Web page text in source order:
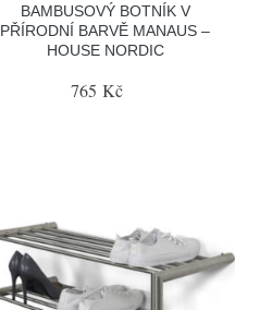
BAMBUSOVÝ BOTNÍK V
PŘÍRODNÍ BARVĚ MANAUS –
HOUSE NORDIC
765 Kč